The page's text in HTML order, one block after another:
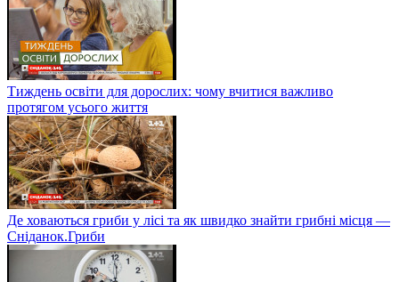
Тиждень освіти для дорослих: чому вчитися важливо
протягом усього життя
Де ховаються гриби у лісі та як швидко знайти грибні місця —
Сніданок.Гриби